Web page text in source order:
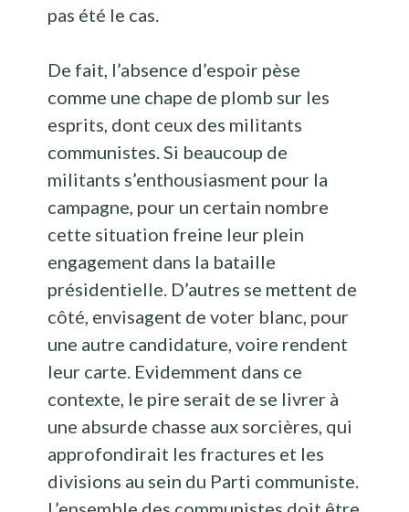
pas été le cas.
De fait, l’absence d’espoir pèse
comme une chape de plomb sur les
esprits, dont ceux des militants
communistes. Si beaucoup de
militants s’enthousiasment pour la
campagne, pour un certain nombre
cette situation freine leur plein
engagement dans la bataille
présidentielle. D’autres se mettent de
côté, envisagent de voter blanc, pour
une autre candidature, voire rendent
leur carte. Evidemment dans ce
contexte, le pire serait de se livrer à
une absurde chasse aux sorcières, qui
approfondirait les fractures et les
divisions au sein du Parti communiste.